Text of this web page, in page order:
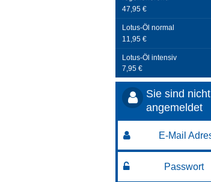
Sie sind nicht
angemeldet
47,95 €
Lotus-Öl normal
11,95 €
Lotus-Öl intensiv
7,95 €